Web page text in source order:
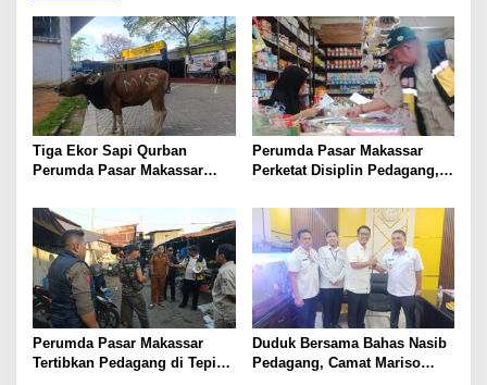
Tiga Ekor Sapi Qurban
Perumda Pasar Makassar
dan Pegawai
Perumda Pasar Makassar
Perketat Disiplin Pedagang,
Disosialisasikan hingga SP
Diberikan
Perumda Pasar Makassar
Tertibkan Pedagang di Tepi
Duduk Bersama Bahas Nasib
Pedagang, Camat Mariso